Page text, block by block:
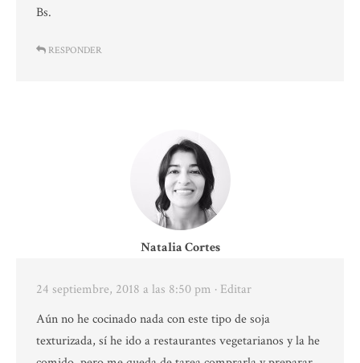
Bs.
RESPONDER
Natalia Cortes
24 septiembre, 2018 a las 8:50 pm · Editar
Aún no he cocinado nada con este tipo de soja
texturizada, sí he ido a restaurantes vegetarianos y la he